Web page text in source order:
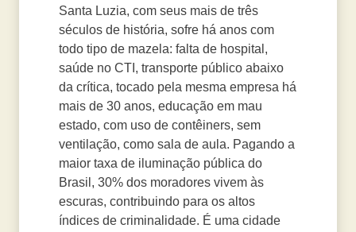
Santa Luzia, com seus mais de três
séculos de história, sofre há anos com
todo tipo de mazela: falta de hospital,
saúde no CTI, transporte público abaixo
da crítica, tocado pela mesma empresa há
mais de 30 anos, educação em mau
estado, com uso de contêiners, sem
ventilação, como sala de aula. Pagando a
maior taxa de iluminação pública do
Brasil, 30% dos moradores vivem às
escuras, contribuindo para os altos
índices de criminalidade. É uma cidade